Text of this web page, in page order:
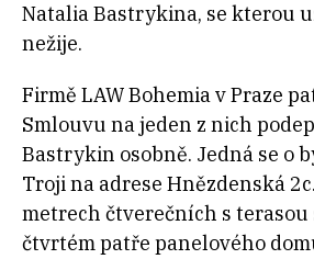
Natalia Bastrykina, se kterou
nežije.
Firmě LAW Bohemia v Praze
Smlouvu na jeden z nich
Bastrykin osobně. Jedná se o
Troji na adrese Hnězdenská
metrech čtverečních s terasou
čtvrtém patře panelového